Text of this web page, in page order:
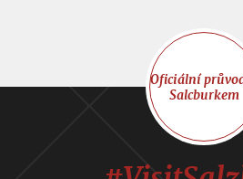
Oficiální
Salcburkem